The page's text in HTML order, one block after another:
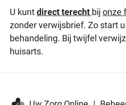
U kuntdirect terecht bij onze
zonder verwijsbrief. Zo start
behandeling. Bij twijfel
huisarts.